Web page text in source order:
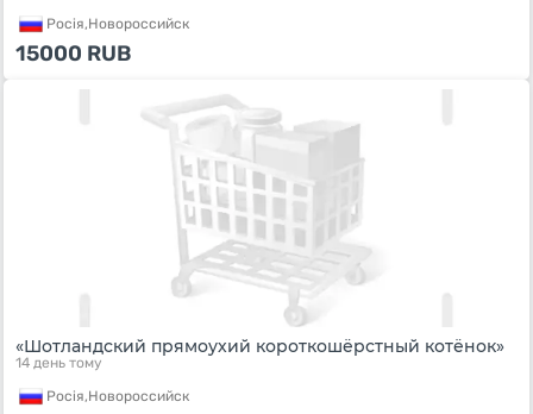
Росiя,Новороссийск
15000 RUB
«Шотландский прямоухий короткошёрстный котёнок»
14 день тому
Росiя,Новороссийск